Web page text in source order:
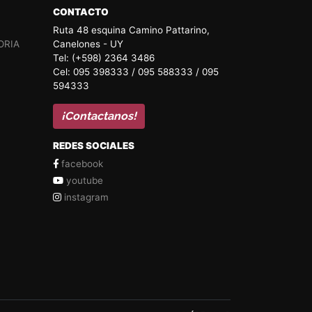
CONTACTO
Ruta 48 esquina Camino Pattarino,
Canelones - UY
Tel: (+598) 2364 3486
Cel: 095 398333 / 095 588333 / 095
594333
¡Contactanos!
REDES SOCIALES
facebook
youtube
instagram